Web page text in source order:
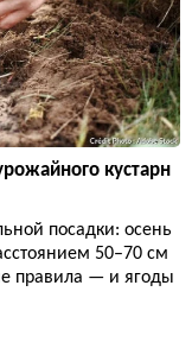
кустарн
посадки: осень
50–70 см
правила — и ягоды